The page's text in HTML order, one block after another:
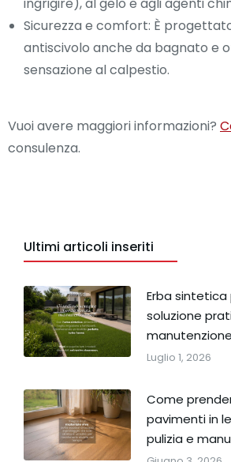
Sicurezza e comfort: È
antiscivolo anche da bagnato e
sensazione al calpestio.
Vuoi avere maggiori informazioni?
consulenza.
Ultimi articoli inseriti
Erba sintetica
soluzione
manutenzione
Luglio 1, 2026
Come
pavimenti in
pulizia e